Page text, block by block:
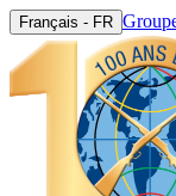
Français - FR